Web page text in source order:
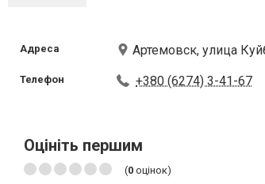
Адреса Артемовск, улица
Телефон +380 (6274) 3-41-67
Оцініть першим
(0 оцінок)